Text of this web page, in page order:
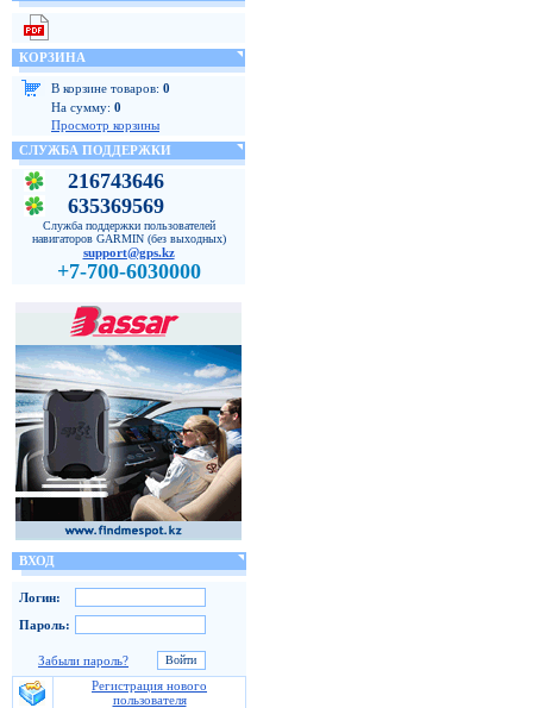
КОРЗИНА
В корзине товаров: 0
На сумму: 0
Просмотр корзины
СЛУЖБА ПОДДЕРЖКИ
216743646
635369569
Служба поддержки пользователей
навигаторов GARMIN (без выходных)
support@gps.kz
+7-700-6030000
ВХОД
Логин:
Пароль:
Забыли пароль?
Регистрация нового
пользователя